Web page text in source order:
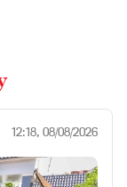
12:18, 08/08/2026